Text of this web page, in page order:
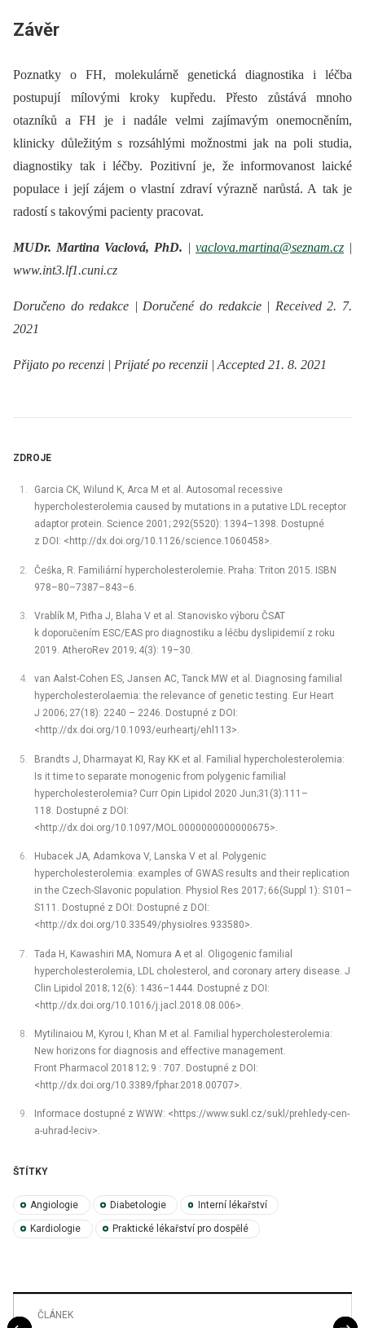
Závěr
Poznatky o FH, molekulárně genetická diagnostika i léčba
postupují mílovými kroky kupředu. Přesto zůstává mnoho
otazníků a FH je i nadále velmi zajímavým onemocněním,
klinicky důležitým s rozsáhlými možnostmi jak na poli studia,
diagnostiky tak i léčby. Pozitivní je, že informovanost laické
populace i její zájem o vlastní zdraví výrazně narůstá. A tak je
radostí s takovými pacienty pracovat.
MUDr. Martina Vaclová, PhD. | vaclova.martina@seznam.cz |
www.int3.lf1.cuni.cz
Doručeno do redakce | Doručené do redakcie | Received 2. 7.
2021
Přijato po recenzi | Prijaté po recenzii | Accepted 21. 8. 2021
ZDROJE
Garcia CK, Wilund K, Arca M et al. Autosomal recessive
hypercholesterolemia caused by mutations in a putative LDL receptor
adaptor protein. Science 2001; 292(5520): 1394–1398. Dostupné
z DOI: <http://dx.doi.org/10.1126/science.1060458>.
Češka, R. Familiární hypercholesterolemie. Praha: Triton 2015. ISBN
978–80–7387–843–6.
Vrablík M, Piťha J, Blaha V et al. Stanovisko výboru ČSAT
k doporučením ESC/EAS pro diagnostiku a léčbu dyslipidemií z roku
2019. AtheroRev 2019; 4(3): 19–30.
van Aalst-Cohen ES, Jansen AC, Tanck MW et al. Diagnosing familial
hypercholesterolaemia: the relevance of genetic testing. Eur Heart
J 2006; 27(18): 2240 –⁠ 2246. Dostupné z DOI:
<http://dx.doi.org/10.1093/eurheartj/ehl113>.
Brandts J, Dharmayat KI, Ray KK et al. Familial hypercholesterolemia:
Is it time to separate monogenic from polygenic familial
hypercholesterolemia? Curr Opin Lipidol 2020 Jun;31(3):111–
118. Dostupné z DOI:
<http://dx.doi.org/10.1097/MOL.0000000000000675>.
Hubacek JA, Adamkova V, Lanska V et al. Polygenic
hypercholesterolemia: examples of GWAS results and their replication
in the Czech-Slavonic population. Physiol Res 2017; 66(Suppl 1): S101–
S111. Dostupné z DOI: Dostupné z DOI:
<http://dx.doi.org/10.33549/physiolres.933580>.
Tada H, Kawashiri MA, Nomura A et al. Oligogenic familial
hypercholesterolemia, LDL cholesterol, and coronary artery disease. J
Clin Lipidol 2018; 12(6): 1436–1444. Dostupné z DOI:
<http://dx.doi.org/10.1016/j.jacl.2018.08.006>.
Mytilinaiou M, Kyrou I, Khan M et al. Familial hypercholesterolemia:
New horizons for diagnosis and effective management.
Front Pharmacol 2018 12; 9 : 707. Dostupné z DOI:
<http://dx.doi.org/10.3389/fphar.2018.00707>.
Informace dostupné z WWW: <https://www.sukl.cz/sukl/prehledy-cen-
a-uhrad-leciv>.
ŠTÍTKY
Angiologie Diabetologie Interní lékařství
Kardiologie Praktické lékařství pro dospělé
ČLÁNEK